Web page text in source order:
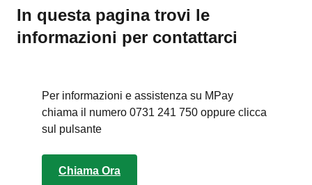
In questa pagina trovi le
informazioni per contattarci
Per informazioni e assistenza su MPay
chiama il numero 0731 241 750 oppure clicca
sul pulsante
Chiama Ora